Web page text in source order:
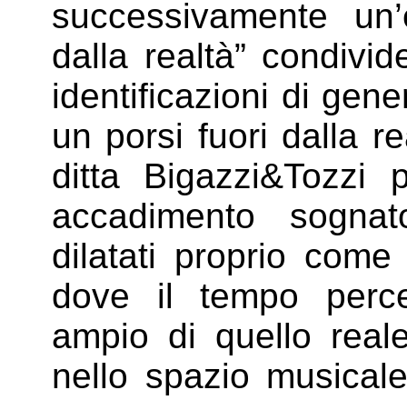
successivamente
dalla realtà”
identificazioni di
un porsi fuori dalla
ditta Bigazzi&Tozzi
accadimento
dilatati proprio
dove il tempo
ampio di quello
nello spazio